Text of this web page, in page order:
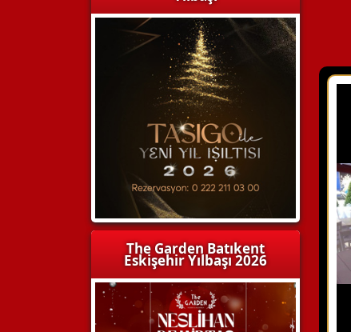
The Garden Batıkent
Eskişehir Yılbaşı 2026